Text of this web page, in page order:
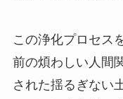
この浄化プロセス
前の煩わしい人間
された揺るぎない